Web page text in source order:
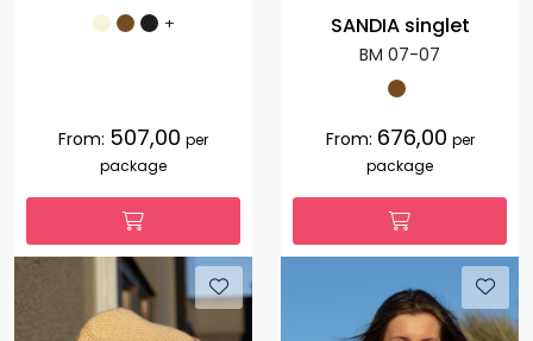
+
From: 507,00 per
package
SANDIA singlet
BM 07-07
From: 676,00 per
package